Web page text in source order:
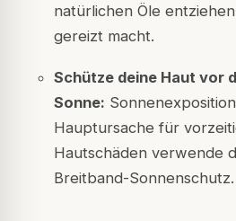
natürlichen Öle entziehen
gereizt macht.
Schütze deine Haut vor
Sonne:
Hauptursache für
Hautschädenverwende
Breitband-Sonnenschutz.